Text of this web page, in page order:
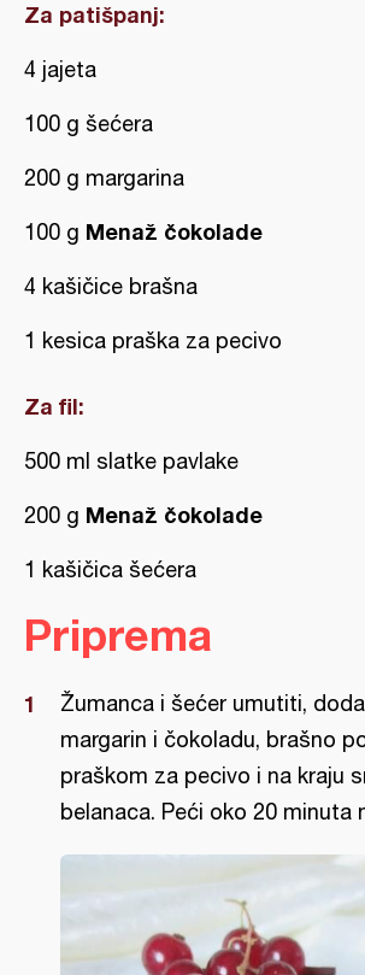
Za patišpanj:
4 jajeta
100 g šećera
200 g margarina
100 g Menaž čokolade
4 kašičice brašna
1 kesica praška za pecivo
Za fil:
500 ml slatke pavlake
200 g Menaž čokolade
1 kašičica šećera
Priprema
Žumanca i šećer umutiti,
margarin i čokoladu, brašno
praškom za pecivo i na kraju
belanaca. Peći oko 20 minuta